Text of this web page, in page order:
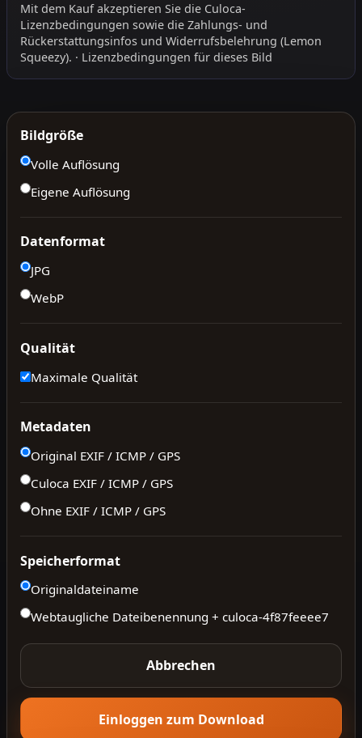
Mit dem Kauf akzeptieren Sie die Culoca-
Lizenzbedingungen sowie die Zahlungs- und
Rückerstattungsinfos und Widerrufsbelehrung (Lemon
Squeezy). · Lizenzbedingungen für dieses Bild
Bildgröße
Volle Auflösung
Eigene Auflösung
Datenformat
JPG
WebP
Qualität
Maximale Qualität
Metadaten
Original EXIF / ICMP / GPS
Culoca EXIF / ICMP / GPS
Ohne EXIF / ICMP / GPS
Speicherformat
Originaldateiname
Webtaugliche Dateibenennung + culoca-4f87feeee7
Abbrechen
Einloggen zum Download